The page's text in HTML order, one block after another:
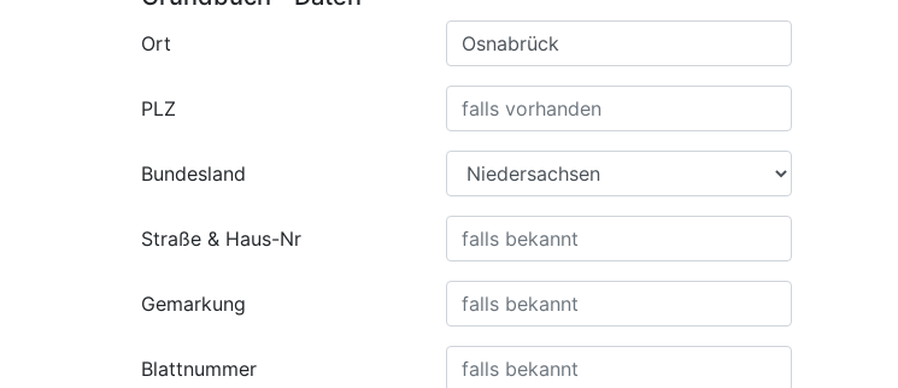
Ort
PLZ
Bundesland
Straße & Haus-Nr
Gemarkung
Blattnummer